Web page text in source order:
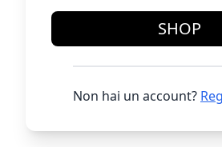
SHOP
Non hai un account?